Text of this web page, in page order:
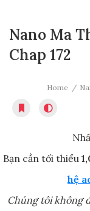
Nano Ma
Chap 172
Home
Bạn cần tối thiểu
hệ
Chúng tôi không